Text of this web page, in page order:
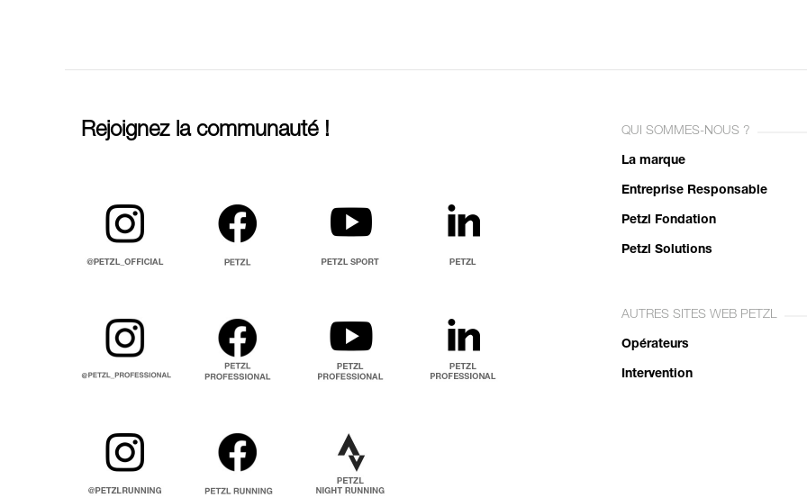
Rejoignez la communauté ! QUI SOMMES-NOUS ?
La marque
Entreprise Responsable
Petzl Fondation
Petzl Solutions
AUTRES SITES WEB PETZL
Opérateurs
Intervention